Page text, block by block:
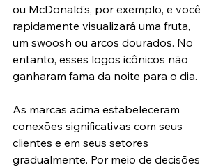
ou McDonald’s, por exemplo, e você
rapidamente visualizará uma fruta,
um swoosh ou arcos dourados. No
entanto, esses logos icônicos não
ganharam fama da noite para o dia.
As marcas acima estabeleceram
conexões significativas com seus
clientes e em seus setores
gradualmente. Por meio de decisões